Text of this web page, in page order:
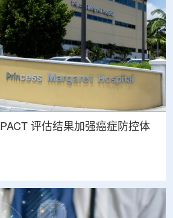
评估结果加强癌症防控体